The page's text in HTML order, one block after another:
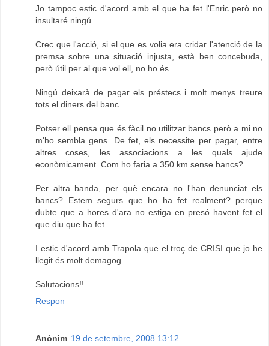
Jo tampoc estic d'acord amb el que ha fet l'Enric però no
insultaré ningú.
Crec que l'acció, si el que es volia era cridar l'atenció de la
premsa sobre una situació injusta, està ben concebuda,
però útil per al que vol ell, no ho és.
Ningú deixarà de pagar els préstecs i molt menys treure
tots el diners del banc.
Potser ell pensa que és fàcil no utilitzar bancs però a mi no
m'ho sembla gens. De fet, els necessite per pagar, entre
altres coses, les associacions a les quals ajude
econòmicament. Com ho faria a 350 km sense bancs?
Per altra banda, per què encara no l'han denunciat els
bancs? Estem segurs que ho ha fet realment? perque
dubte que a hores d'ara no estiga en presó havent fet el
que diu que ha fet...
I estic d'acord amb Trapola que el troç de CRISI que jo he
llegit és molt demagog.
Salutacions!!
Respon
Anònim 19 de setembre, 2008 13:12